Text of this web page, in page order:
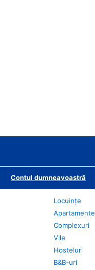
Contul dumneavoastră
Locuințe
Apartamente
Complexuri
Vile
Hosteluri
B&B-uri